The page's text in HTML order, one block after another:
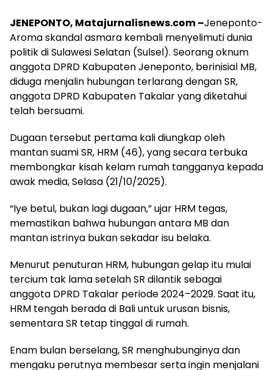
JENEPONTO, Matajurnalisnews.com –Jeneponto-
Aroma skandal asmara kembali menyelimuti dunia
politik di Sulawesi Selatan (Sulsel). Seorang oknum
anggota DPRD Kabupaten Jeneponto, berinisial MB,
diduga menjalin hubungan terlarang dengan SR,
anggota DPRD Kabupaten Takalar yang diketahui
telah bersuami.
Dugaan tersebut pertama kali diungkap oleh
mantan suami SR, HRM (46), yang secara terbuka
membongkar kisah kelam rumah tangganya kepada
awak media, Selasa (21/10/2025).
“Iye betul, bukan lagi dugaan,” ujar HRM tegas,
memastikan bahwa hubungan antara MB dan
mantan istrinya bukan sekadar isu belaka.
Menurut penuturan HRM, hubungan gelap itu mulai
tercium tak lama setelah SR dilantik sebagai
anggota DPRD Takalar periode 2024–2029. Saat itu,
HRM tengah berada di Bali untuk urusan bisnis,
sementara SR tetap tinggal di rumah.
Enam bulan berselang, SR menghubunginya dan
mengaku perutnya membesar serta ingin menjalani